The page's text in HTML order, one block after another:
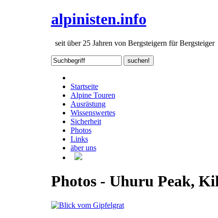
alpinisten.info
seit über 25 Jahren von Bergsteigern für Bergsteiger
Startseite
Alpine Touren
Ausrästung
Wissenswertes
Sicherheit
Photos
Links
äber uns
Photos - Uhuru Peak,